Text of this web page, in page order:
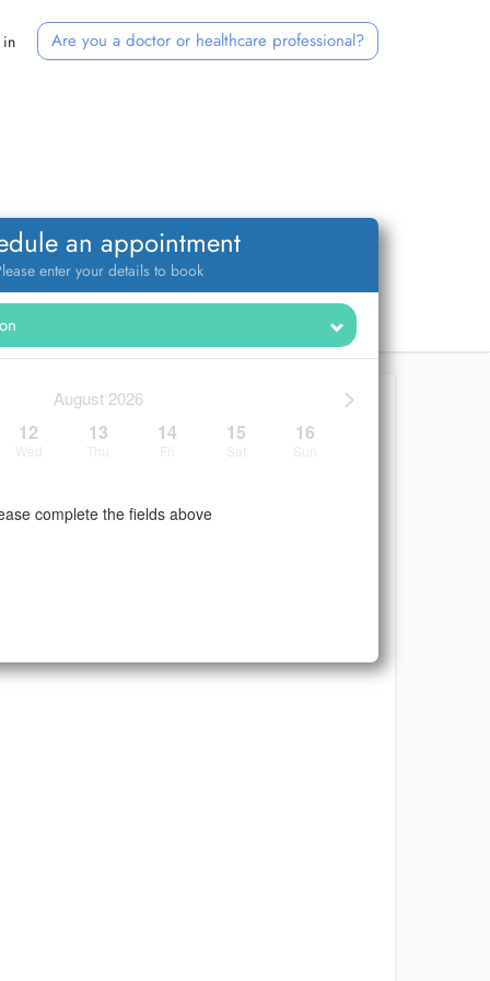
in Are you a doctor or healthcare professional?
an appointment
enter your details to book
>
August 2026
12 13 14 15 16
complete the fields above